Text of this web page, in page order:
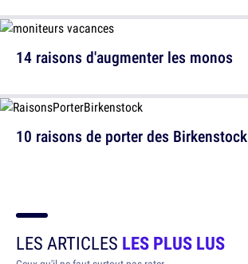
14 raisons d'augmenter les monos
10 raisons de porter des Birkenstock
LES ARTICLES LES PLUS LUS